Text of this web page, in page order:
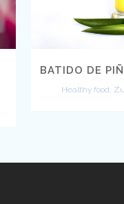
BATIDO DE
Healthy food,